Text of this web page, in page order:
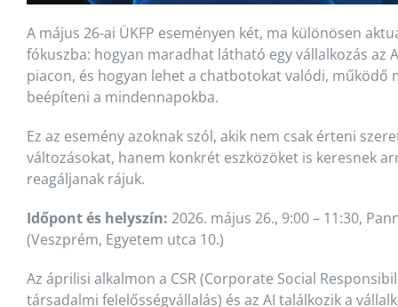
A május 26-ai ÜKFP eseményen két, ma különösen
fókuszba: hogyan maradhat látható egy vállalkozás az
piacon, és hogyan lehet a chatbotokat valódi, működő
beépíteni a mindennapokba.
Ez az esemény azoknak szól, akik nem csak érteni
változásokat, hanem konkrét eszközöket is keresnek
reagáljanak rájuk.
Időpont és helyszín: 2026. május 26., 9:00 – 11:30,
(Veszprém, Egyetem utca 10.)
Az áprilisi alkalmon a CSR (Corporate Social
társadalmi felelősségvállalás) és az AI találkozik a